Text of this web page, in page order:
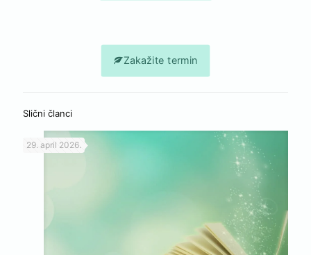
Zakažite termin
Slični članci
29. april 2026.